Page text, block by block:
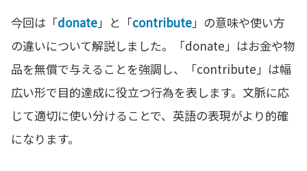
今回は「donate」と「contribute」の意味や使い方
の違いについて解説しました。「donate」はお金や物
品を無償で与えることを強調し、「contribute」は幅
広い形で目的達成に役立つ行為を表します。文脈に応
じて適切に使い分けることで、英語の表現がより的確
になります。